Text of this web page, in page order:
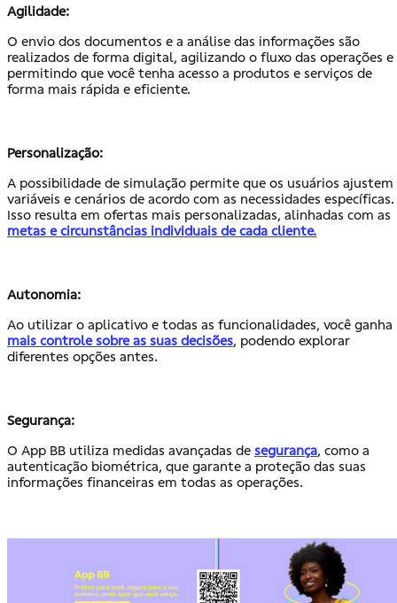
Agilidade:
O envio dos documentos e a análise das informações são
realizados de forma digital, agilizando o fluxo das operações e
permitindo que você tenha acesso a produtos e serviços de
forma mais rápida e eficiente.
Personalização:
A possibilidade de simulação permite que os usuários ajustem
variáveis e cenários de acordo com as necessidades específicas.
Isso resulta em ofertas mais personalizadas, alinhadas com as
metas e circunstâncias individuais de cada cliente.
Autonomia:
Ao utilizar o aplicativo e todas as funcionalidades, você ganha
mais controle sobre as suas decisões, podendo explorar
diferentes opções antes.
Segurança:
O App BB utiliza medidas avançadas de segurança, como a
autenticação biométrica, que garante a proteção das suas
informações financeiras em todas as operações.